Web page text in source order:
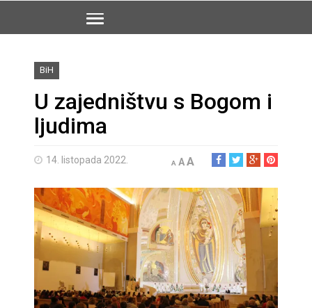
BiH
U zajedništvu s Bogom i
ljudima
14. listopada 2022. A AA